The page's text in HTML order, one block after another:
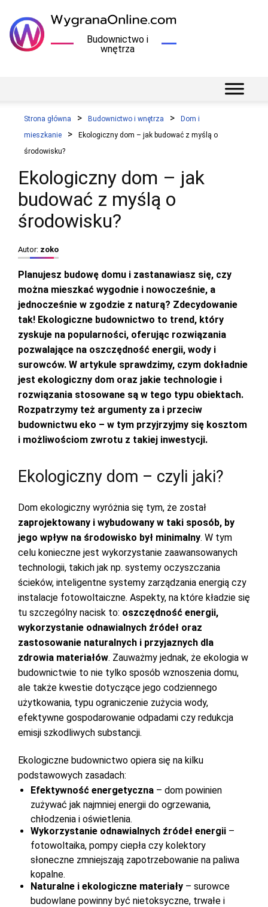
Budownictwo i
wnętrza
Strona główna Budownictwo i wnętrza
Dom i
mieszkanie
Ekologiczny dom – jak budować z myślą o
środowisku?
Ekologiczny dom – jak
budować z myślą o
środowisku?
Autor: zoko
Planujesz budowę domu i zastanawiasz się, czy
można mieszkać wygodnie i nowocześnie, a
jednocześnie w zgodzie z naturą? Zdecydowanie
tak! Ekologiczne budownictwo to trend, który
zyskuje na popularności, oferując rozwiązania
pozwalające na oszczędność energii, wody i
surowców. W artykule sprawdzimy, czym dokładnie
jest ekologiczny dom oraz jakie technologie i
rozwiązania stosowane są w tego typu obiektach.
Rozpatrzymy też argumenty za i przeciw
budownictwu eko – w tym przyjrzyjmy się kosztom
i możliwościom zwrotu z takiej inwestycji.
Ekologiczny dom – czyli jaki?
Dom ekologiczny wyróżnia się tym, że został
zaprojektowany i wybudowany w taki sposób, by
jego wpływ na środowisko był minimalny. W tym
celu konieczne jest wykorzystanie zaawansowanych
technologii, takich jak np. systemy oczyszczania
ścieków, inteligentne systemy zarządzania energią czy
instalacje fotowoltaiczne. Aspekty, na które kładzie się
tu szczególny nacisk to: oszczędność energii,
wykorzystanie odnawialnych źródeł oraz
zastosowanie naturalnych i przyjaznych dla
zdrowia materiałów. Zauważmy jednak, że ekologia w
budownictwie to nie tylko sposób wznoszenia domu,
ale także kwestie dotyczące jego codziennego
użytkowania, typu ograniczenie zużycia wody,
efektywne gospodarowanie odpadami czy redukcja
emisji szkodliwych substancji.
Ekologiczne budownictwo opiera się na kilku
podstawowych zasadach:
Efektywność energetyczna – dom powinien
zużywać jak najmniej energii do ogrzewania,
chłodzenia i oświetlenia.
Wykorzystanie odnawialnych źródeł energii –
fotowoltaika, pompy ciepła czy kolektory
słoneczne zmniejszają zapotrzebowanie na paliwa
kopalne.
Naturalne i ekologiczne materiały – surowce
budowlane powinny być nietoksyczne, trwałe i